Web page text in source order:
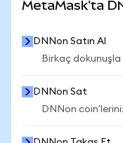
MetaMask'ta
DNNon Satın Al
Birkaç dokunuşla
DNNon Sat
DNNon